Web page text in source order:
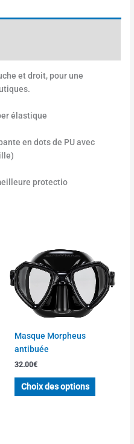
et droit, pour une
élastique
en dots de PU avec
protectio
Masque Morpheus
antibuée
32.00€
Choix des options
produit
a
plusieurs
la